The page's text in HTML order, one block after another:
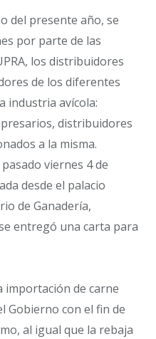
del presente año, se
por parte de las
los distribuidores
de los diferentes
industria avícola:
distribuidores
a la misma.
viernes 4 de
desde el palacio
de Ganadería,
entregó una carta para
importación de carne
Gobierno con el fin de
al igual que la rebaja